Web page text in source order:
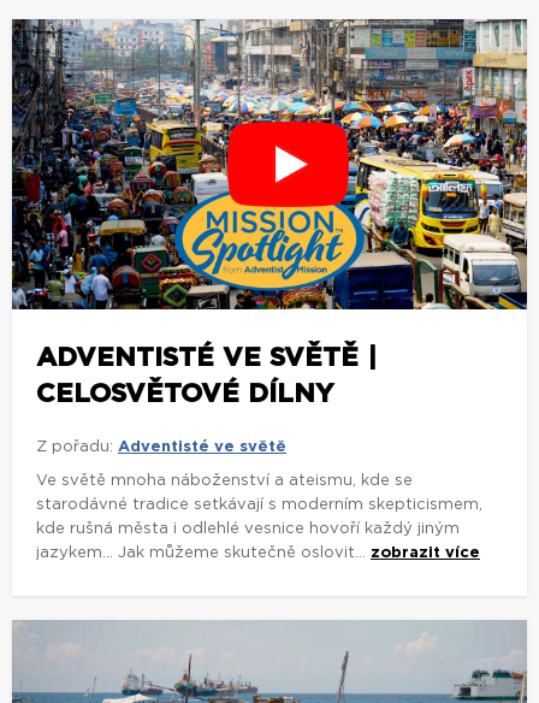
ADVENTISTÉ VE SVĚTĚ |
CELOSVĚTOVÉ DÍLNY
Z pořadu: Adventisté ve světě
Ve světě mnoha náboženství a ateismu, kde se
starodávné tradice setkávají s moderním skepticismem,
kde rušná města i odlehlé vesnice hovoří každý jiným
jazykem... Jak můžeme skutečně oslovit... zobrazit více